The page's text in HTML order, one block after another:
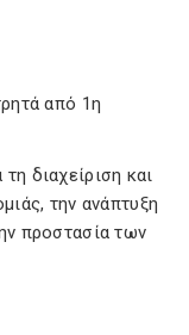
από 1η
διαχείριση και
την ανάπτυξη
προστασία των